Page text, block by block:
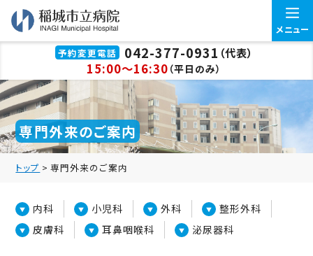
メニュー
予約変更電話 042-377-0931 （代表）
15:00～16:30 （平日のみ）
専門外来のご案内
トップ > 専門外来のご案内
内科 小児科 外科
整形外科
皮膚科
耳鼻咽喉科 泌尿器科